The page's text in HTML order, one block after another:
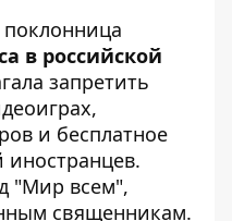
поклонница
в российской
запретить
и бесплатное
иностранцев.
"Мир всем",
священникам.